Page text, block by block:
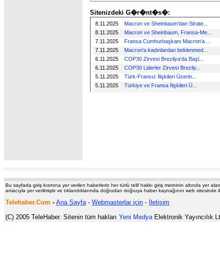
Sitenizdeki G�r�nt�s�:
Bu sayfada giriş kısmına yer verilen haberlerin her türlü telif hakkı giriş metninin altında yer
amacıyla yer verilmiştir ve tıklandıklarında doğrudan doğruya haber kaynağının web
Telehaber.Com - Ana Sayfa- Webmasterlar için -
İletişim
(C) 2005 TeleHaber. Sitenin tüm hakları Yeni MedyaElektronik Yayıncılık